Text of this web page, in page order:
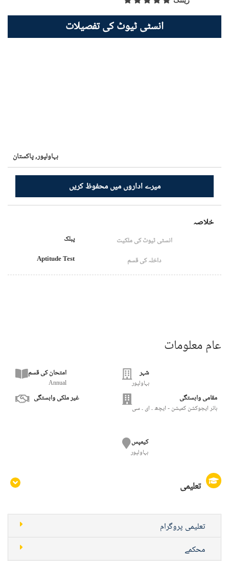
انسٹی ٹیوٹ کی تفصیلات
بہاولپور,پاکستان
میرے اداروں میں محفوظ کریں
خلاصہ
انسٹی ٹیوٹ کی ملکیت
پبلک
داخلہ کی قسم
Aptitude Test
عام معلومات
شہر
بہاولپور
امتحان کی قسم
Annual
مقامی وابستگی
ہائر ایجوکشن کمیشن - ایچھ ۔ ای ۔ سی
غیر ملکی وابستگی
کیمپس
بہاولپور
تعلیمی
تعلیمی پروگرام
محکمے